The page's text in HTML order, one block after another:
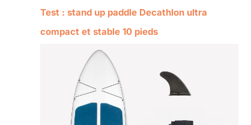
Test : stand up paddle Decathlon ultra
compact et stable 10 pieds